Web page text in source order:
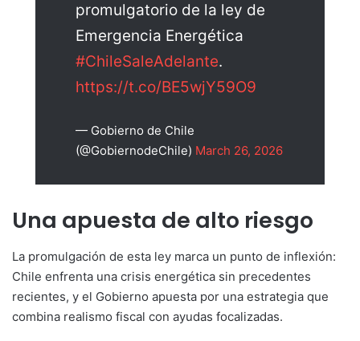
promulgatorio de la ley de
Emergencia Energética
#ChileSaleAdelante.
https://t.co/BE5wjY59O9
— Gobierno de Chile
(@GobiernodeChile) March 26, 2026
Una apuesta de alto riesgo
La promulgación de esta ley marca un punto de inflexión:
Chile enfrenta una crisis energética sin precedentes
recientes, y el Gobierno apuesta por una estrategia que
combina realismo fiscal con ayudas focalizadas.